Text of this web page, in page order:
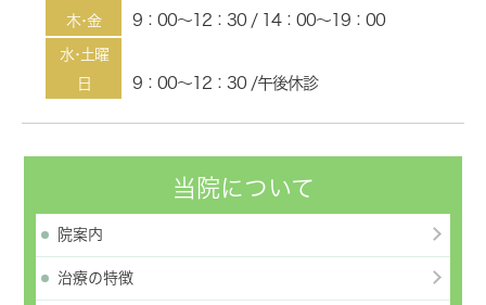
木･金
9：00～12：30 / 14：00～19：00
水･土曜
日
9：00～12：30 /午後休診
当院について
院案内
治療の特徴